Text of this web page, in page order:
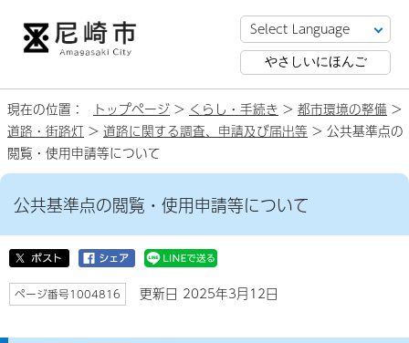
やさしいにほんご
現在の位置： トップページ > くらし・手続き > 都市環境の整備 >
道路・街路灯 > 道路に関する調査、申請及び届出等 > 公共基準点の
閲覧・使用申請等について
公共基準点の閲覧・使用申請等について
ページ番号1004816 更新日 2025年3月12日